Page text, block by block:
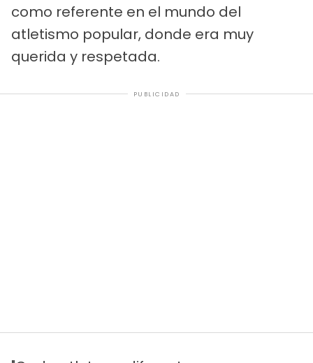
como referente en el mundo del
atletismo popular, donde era muy
querida y respetada.
PUBLICIDAD